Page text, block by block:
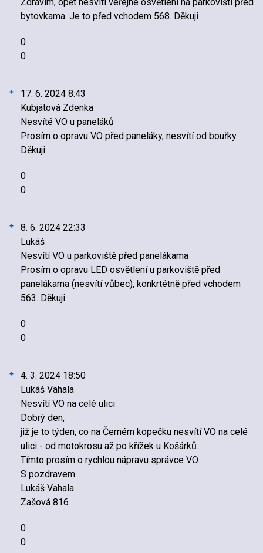
bytovkama. Je to před vchodem 568. Děkuji
0
0
17. 6. 2024 8:43
Kubjátová Zdenka
Nesvíté VO u paneláků
Prosím o opravu VO před paneláky, nesvítí od bouřky.
Děkuji.
0
0
8. 6. 2024 22:33
Lukáš
Nesvítí VO u parkoviště před panelákama
Prosím o opravu LED osvětlení u parkoviště před
panelákama (nesvítí vůbec), konkrtétně před vchodem
563. Děkuji
0
0
4. 3. 2024 18:50
Lukáš Vahala
Nesvítí VO na celé ulici
Dobrý den,
již je to týden, co na Černém kopečku nesvítí VO na celé
ulici - od motokrosu až po křížek u Košárků.
Tímto prosím o rychlou nápravu správce VO.
S pozdravem
Lukáš Vahala
Zašová 816
0
0